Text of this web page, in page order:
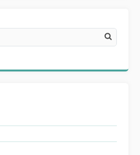
Search